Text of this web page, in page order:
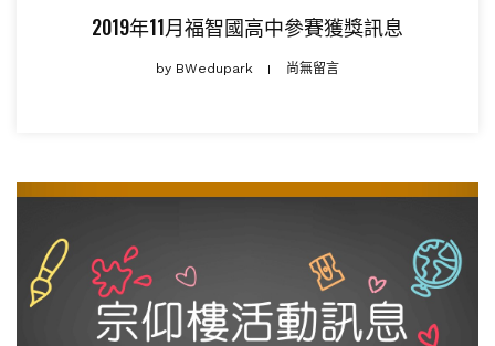
2019年11月福智國高中參賽獲獎訊息
by BWedupark 尚無留言